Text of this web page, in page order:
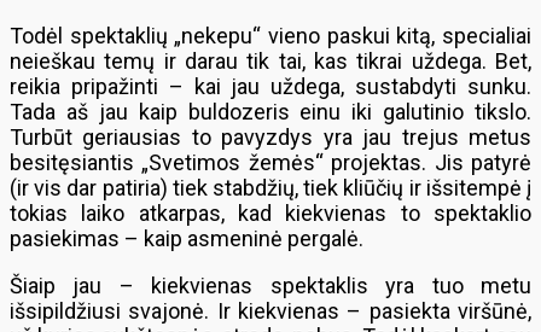
Todėl spektaklių „nekepu“ vieno paskui kitą, specialiai
neieškau temų ir darau tik tai, kas tikrai uždega. Bet,
reikia pripažinti – kai jau uždega, sustabdyti sunku.
Tada aš jau kaip buldozeris einu iki galutinio tikslo.
Turbūt geriausias to pavyzdys yra jau trejus metus
besitęsiantis „Svetimos žemės“ projektas. Jis patyrė
(ir vis dar patiria) tiek stabdžių, tiek kliūčių ir išsitempė į
tokias laiko atkarpas, kad kiekvienas to spektaklio
pasiekimas – kaip asmeninė pergalė.
Šiaip jau – kiekvienas spektaklis yra tuo metu
išsipildžiusi svajonė. Ir kiekvienas – pasiekta viršūnė,